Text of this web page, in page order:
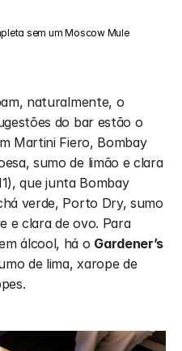
sem um Moscow Mule
naturalmente, o
Martini Fiero, Bombay
sumo de limão e clara
que junta Bombay
verde, Porto Dry, sumo
e clara de ovo. Para
álcool, há o Gardener’s
de lima, xarope de